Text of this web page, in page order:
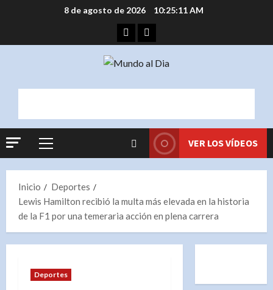
8 de agosto de 2026 10:25:12 AM
FacebookInstagram
Menú
VER LOS VÍDEOS
Inicio
Deportes
Lewis Hamilton recibió la multa más elevada en la historia
de la F1 por una temeraria acción en plena carrera
Deportes